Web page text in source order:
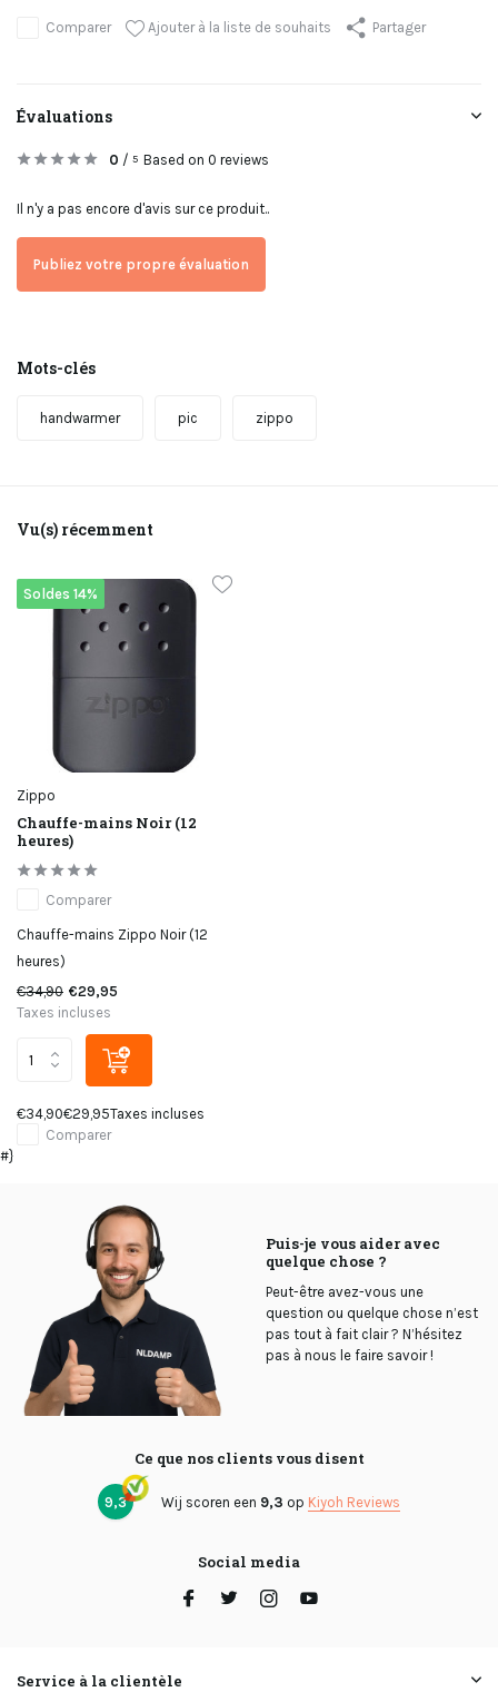
Comparer Ajouter à la liste de souhaits Partager
Évaluations
0 / 5 Based on 0 reviews
Il n'y a pas encore d'avis sur ce produit..
Publiez votre propre évaluation
Mots-clés
handwarmer pic zippo
Vu(s) récemment
Soldes 14%
Zippo
Chauffe-mains Noir (12
heures)
Comparer
Chauffe-mains Zippo Noir (12
heures)
€34,90 €29,95
Taxes incluses
€34,90€29,95Taxes incluses
Comparer
#}
Puis-je vous aider avec
quelque chose ?
Peut-être avez-vous une
question ou quelque chose n’est
pas tout à fait clair ? N’hésitez
pas à nous le faire savoir !
Ce que nos clients vous disent
9,3 Wij scoren een 9,3 op Kiyoh Reviews
Social media
Service à la clientèle